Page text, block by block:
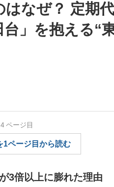
手が明かす... 「
倉本聰氏（91...
はなぜ？ 定期
」を抱える“
ページ目
1ページ目から読む
3倍以上に膨れた理由